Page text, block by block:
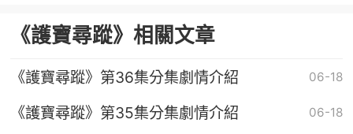
《護寶尋蹤》相關文章
《護寶尋蹤》第36集分集劇情介紹 06-18
《護寶尋蹤》第35集分集劇情介紹 06-18